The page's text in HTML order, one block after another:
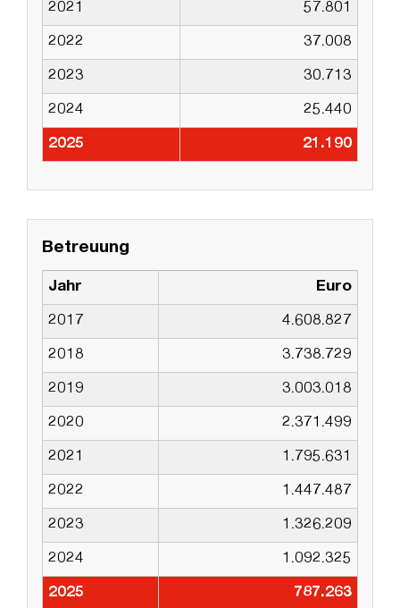
2021 57.801
2022 37.008
2023 30.713
2024 25.440
2025 21.190
Betreuung
Jahr Euro
2017 4.608.827
2018 3.738.729
2019 3.003.018
2020 2.371.499
2021 1.795.631
2022 1.447.487
2023 1.326.209
2024 1.092.325
2025 787.263